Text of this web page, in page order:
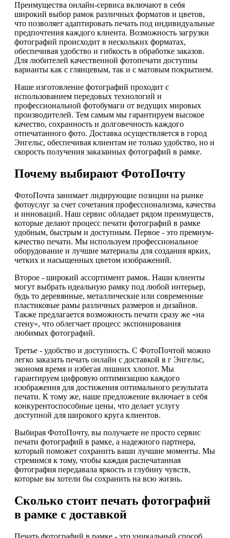
Преимущества онлайн-сервиса включают в себя
широкий выбор рамок различных форматов и цветов,
что позволяет адаптировать печать под индивидуальные
предпочтения каждого клиента. Возможность загрузки
фотографий происходит в нескольких форматах,
обеспечивая удобство и гибкость в обработке заказов.
Для любителей качественной фотопечати доступны
варианты как с глянцевым, так и с матовым покрытием.
Наше изготовление фотографий проходит с
использованием передовых технологий и
профессиональной фотобумаги от ведущих мировых
производителей. Тем самым мы гарантируем высокое
качество, сохранность и долговечность каждого
отпечатанного фото. Доставка осуществляется в город
Энгельс, обеспечивая клиентам не только удобство, но и
скорость получения заказанных фотографий в рамке.
Почему выбирают ФотоПочту
ФотоПочта занимает лидирующие позиции на рынке
фотоуслуг за счет сочетания профессионализма, качества
и инноваций. Наш сервис обладает рядом преимуществ,
которые делают процесс печати фотографий в рамке
удобным, быстрым и доступным. Первое - это премиум-
качество печати. Мы используем профессиональное
оборудование и лучшие материалы для создания ярких,
четких и насыщенных цветом изображений.
Второе - широкий ассортимент рамок. Наши клиенты
могут выбрать идеальную рамку под любой интерьер,
будь то деревянные, металлические или современные
пластиковые рамы различных размеров и дизайнов.
Также предлагается возможность печати сразу же «на
стену», что облегчает процесс экспонирования
любимых фотографий.
Третье - удобство и доступность. С ФотоПочтой можно
легко заказать печать онлайн с доставкой в г Энгельс,
экономя время и избегая лишних хлопот. Мы
гарантируем цифровую оптимизацию каждого
изображения для достижения оптимального результата
печати. К тому же, наше предложение включает в себя
конкурентоспособные цены, что делает услугу
доступной для широкого круга клиентов.
Выбирая ФотоПочту, вы получаете не просто сервис
печати фотографий в рамке, а надежного партнера,
который поможет сохранить ваши лучшие моменты. Мы
стремимся к тому, чтобы каждая распечатанная
фотография передавала яркость и глубину чувств,
которые вы хотели бы сохранить на всю жизнь.
Сколько стоит печать фотографий
в рамке с доставкой
Печать фотографий в рамке - это уникальный способ